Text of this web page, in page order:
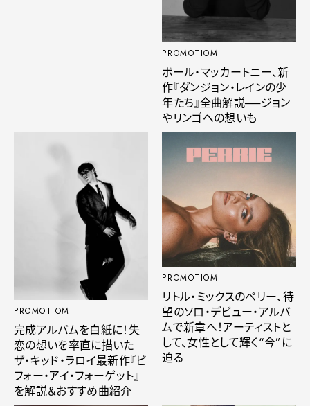
PROMOTIOM
ポール・マッカートニー、新
作『ダンジョン・レインの少
年たち』全曲解説──ジョン
やリンゴへの想いも
PROMOTIOM
完成アルバムを白紙に！失
恋の想いを率直に描いた
ザ・キッド・ラロイ最新作『ビ
フォー・アイ・フォーゲット』
を解説＆おすすめ曲紹介
PROMOTIOM
リトル・ミックスのペリー、待
望のソロ・デビュー・アルバ
ムで新章へ！アーティストと
して、女性として輝く“今”に
迫る